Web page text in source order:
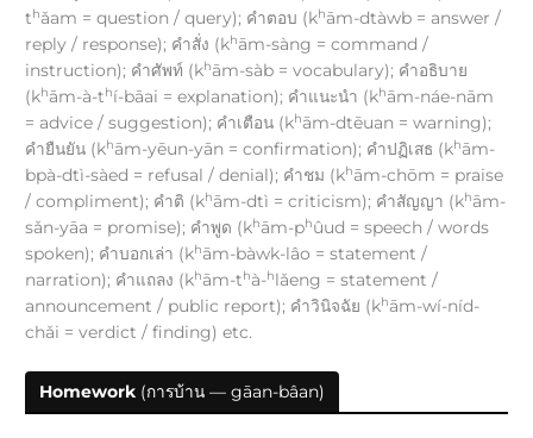
thǎam = question / query); คำตอบ (khām-dtàwb = answer /
reply / response); คำสั่ง (khām-sàng = command /
instruction); คำศัพท์ (khām-sàb = vocabulary); คำอธิบาย
(khām-à-thí-bāai = explanation); คำแนะนำ (khām-náe-nām
= advice / suggestion); คำเตือน (khām-dtēuan = warning);
คำยืนยัน (khām-yēun-yān = confirmation); คำปฏิเสธ (khām-
bpà-dtì-sàed = refusal / denial); คำชม (khām-chōm = praise
/ compliment); คำติ (khām-dtì = criticism); คำสัญญา (khām-
sǎn-yāa = promise); คำพูด (khām-phûud = speech / words
spoken); คำบอกเล่า (khām-bàwk-lâo = statement /
narration); คำแถลง (khām-thà-hlǎeng = statement /
announcement / public report); คำวินิจฉัย (khām-wí-níd-
chǎi = verdict / finding) etc.
Homework (การบ้าน — gāan-bâan)